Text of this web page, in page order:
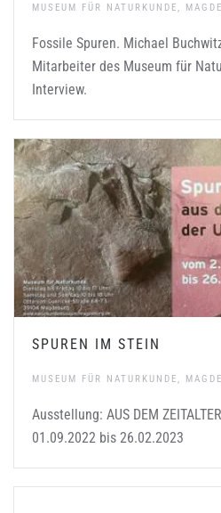
MUSEUM FÜR NATURKUNDE,
Fossile Spuren. Michael
Mitarbeiter des Museum für
Interview.
SPUREN IM STEIN
MUSEUM FÜR NATURKUNDE,
Ausstellung: AUS DEM
01.09.2022 bis 26.02.2023